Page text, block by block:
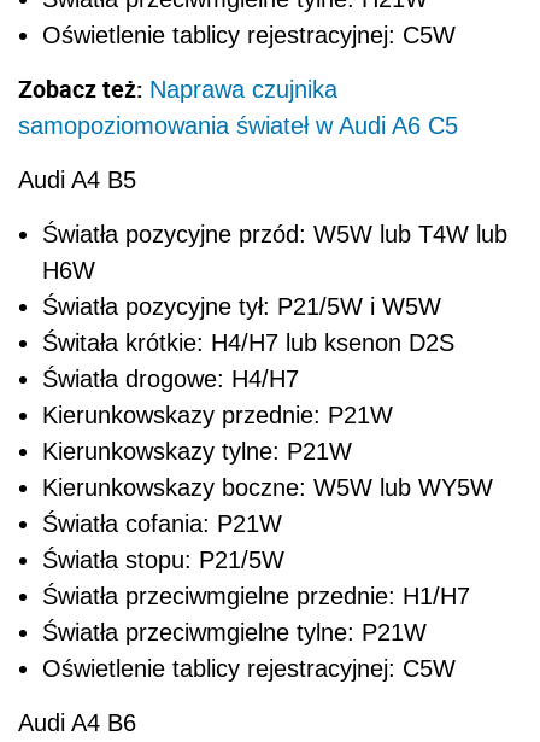
Oświetlenie tablicy rejestracyjnej: C5W
Zobacz też: Naprawa czujnika
samopoziomowania świateł w Audi A6 C5
Audi A4 B5
Światła pozycyjne przód: W5W lub T4W lub
H6W
Światła pozycyjne tył: P21/5W i W5W
Świtała krótkie: H4/H7 lub ksenon D2S
Światła drogowe: H4/H7
Kierunkowskazy przednie: P21W
Kierunkowskazy tylne: P21W
Kierunkowskazy boczne: W5W lub WY5W
Światła cofania: P21W
Światła stopu: P21/5W
Światła przeciwmgielne przednie: H1/H7
Światła przeciwmgielne tylne: P21W
Oświetlenie tablicy rejestracyjnej: C5W
Audi A4 B6